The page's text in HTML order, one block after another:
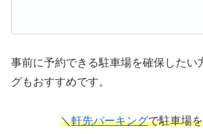
事前に予約できる駐車場を確保したい
グもおすすめです。
＼軒先パーキングで駐車場